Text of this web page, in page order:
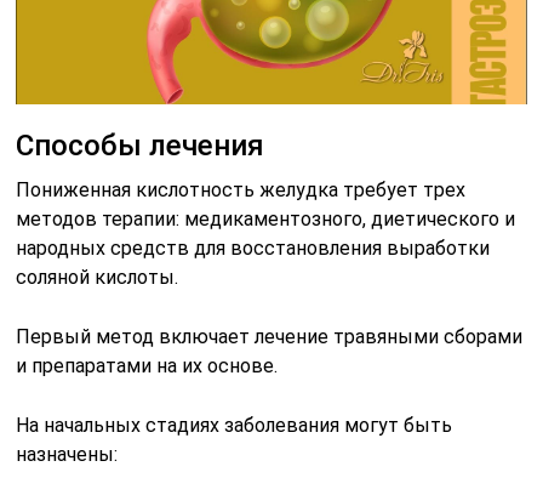
Способы лечения
Пониженная кислотность желудка требует трех
методов терапии: медикаментозного, диетического и
народных средств для восстановления выработки
соляной кислоты.
Первый метод включает лечение травяными сборами
и препаратами на их основе.
На начальных стадиях заболевания могут быть
назначены: